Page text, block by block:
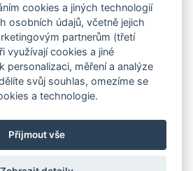
cookies a jiných technologií
osobních údajů, včetně jejich
partnerům (třetí
využívají cookies a jiné
personalizaci, měření a analýze
svůj souhlas, omezíme se
a technologie.
Přijmout vše